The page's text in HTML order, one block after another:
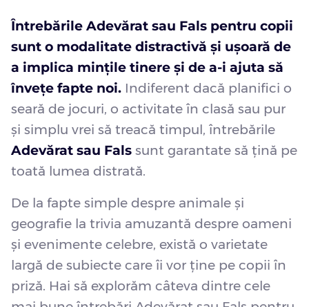
Întrebările Adevărat sau Fals pentru copii
sunt o modalitate distractivă și ușoară de
a implica mințile tinere și de a-i ajuta să
învețe fapte noi. Indiferent dacă planifici o
seară de jocuri, o activitate în clasă sau pur
și simplu vrei să treacă timpul, întrebările
Adevărat sau Fals sunt garantate să țină pe
toată lumea distrată.
De la fapte simple despre animale și
geografie la trivia amuzantă despre oameni
și evenimente celebre, există o varietate
largă de subiecte care îi vor ține pe copii în
priză. Hai să explorăm câteva dintre cele